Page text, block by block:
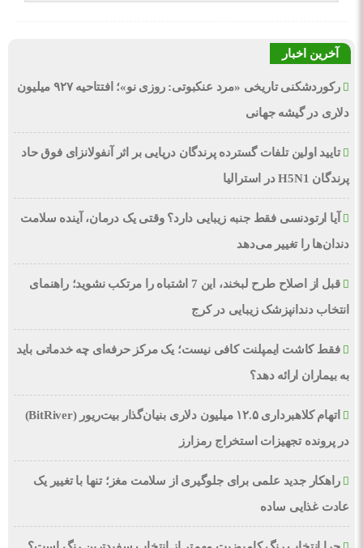
آخرین اخبار
رکوردشکنی تاریخی «مرد عنکبوتی: روزی نو»؛ افتتاحیه ۹۲۷ میلیون
دلاری در گیشه جهانی
تایید اولین تلفات گسترده پرندگان دریایی بر اثر آنفولانزای فوق حاد
پرندگان H5N1 در استرالیا
آیا ارتودنسی فقط جنبه زیبایی دارد؟ وقتی یک درمان، آینده سلامت
دندان‌ها را تغییر می‌دهد
قبل از اصلاح طرح لبخند، این 7 اشتباه را مرتکب نشوید؛ راهنمای
انتخاب دندانپزشک زیبایی در کرج
فقط کاشت ایمپلنت کافی نیست؛ یک مرکز حرفه‌ای چه خدماتی باید
به بیماران ارائه دهد؟
اتهام کلاهبرداری ۱۲.۵ میلیون دلاری بنیان‌گذار بیت‌ریور (BitRiver)
در پرونده تجهیزات استخراج رمزارز
راهکار جدید علمی برای جلوگیری از سلامت مغز؛ تنها با تغییر یک
عادت غذایی ساده